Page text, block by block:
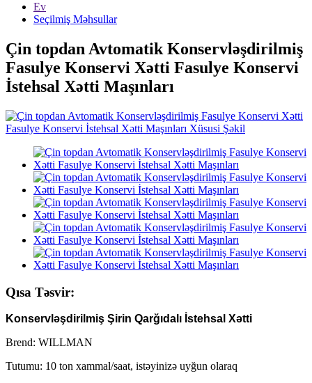
Ev
Seçilmiş Məhsullar
Çin topdan Avtomatik Konservləşdirilmiş
Fasulye Konservi Xətti Fasulye Konservi
İstehsal Xətti Maşınları
Qısa Təsvir:
Konservləşdirilmiş Şirin Qarğıdalı İstehsal Xətti
Brend: WILLMAN
Tutumu: 10 ton xammal/saat, istəyinizə uyğun olaraq